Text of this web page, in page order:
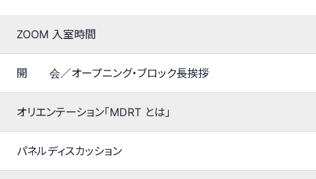
ZOOM 入室時間
開 会／オープニング・ブロック長挨拶
オリエンテーション「MDRT とは」
パネルディスカッション